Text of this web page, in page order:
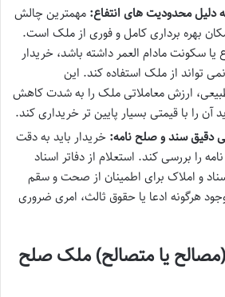
محدودیت های انتفاع: مهمترین چالش
بهره برداری کامل و فوری از ملک است.
یا سکونت مادام العمر داشته باشد، خریدار
تواند از ملک استفاده کند. این
ارزش معاملاتی ملک را به شدت کاهش
آن را با قیمتی بسیار پایین تر خریداری کند.
دقیق سند و صلح نامه: خریدار باید به دقت
را بررسی کند. استعلام از دفاتر اسناد
و املاک برای اطمینان از صحت و سقم
هرگونه ادعا یا حقوق ثالث، امری ضروری
یا متصالح) ملک صلح